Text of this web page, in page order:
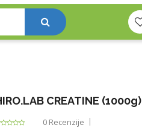
CREATINE (1000g)
0 Recenzije